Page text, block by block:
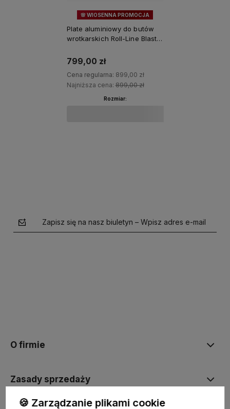
11% OKAZJA
🌸 WIOSENNA PROMOCJA
Plate aluminiowy do butów
wrotkarskich Roll-Line Blaster
799,00 zł
Cena regularna: 899,00 zł
Najniższa cena:899,00 zł
Rozmiar:
Zapisz się na nasz biuletyn – Wpisz adres e-mail
O firmie
Zasady sprzedaży
🍪 Zarządzanie plikami cookie